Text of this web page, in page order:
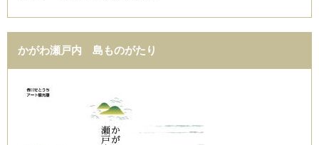
かがわ瀬戸内 島ものがたり